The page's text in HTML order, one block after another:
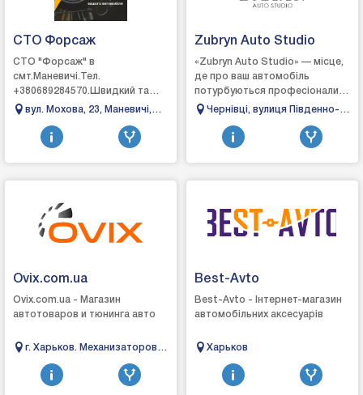
СТО Форсаж
СТО "Форсаж" в
смт.Маневичі.Тел.
+380689284570.Швидкий та
якісний ремонт вашого
автомобіля:- ходова частина;-
рульове обладнання;...
вул. Мохова, 23, Маневичі,
Волинська область
Zubryn Auto Studio
«Zubryn Auto Studio» — місце,
де про ваш автомобіль
потурбуються професіонали
своєї справи, що детально та
послуги відповід...
Чернівці, вулиця Південно-
Кільцева, 2в
Ovix.com.ua
Ovix.com.ua - Магазин
автотоваров и тюнинга авто
г. Харьков. Механизаторов,
Best-Avto
Best-Avto - Інтернет-магазин
автомобільних аксесуарів
Харьков